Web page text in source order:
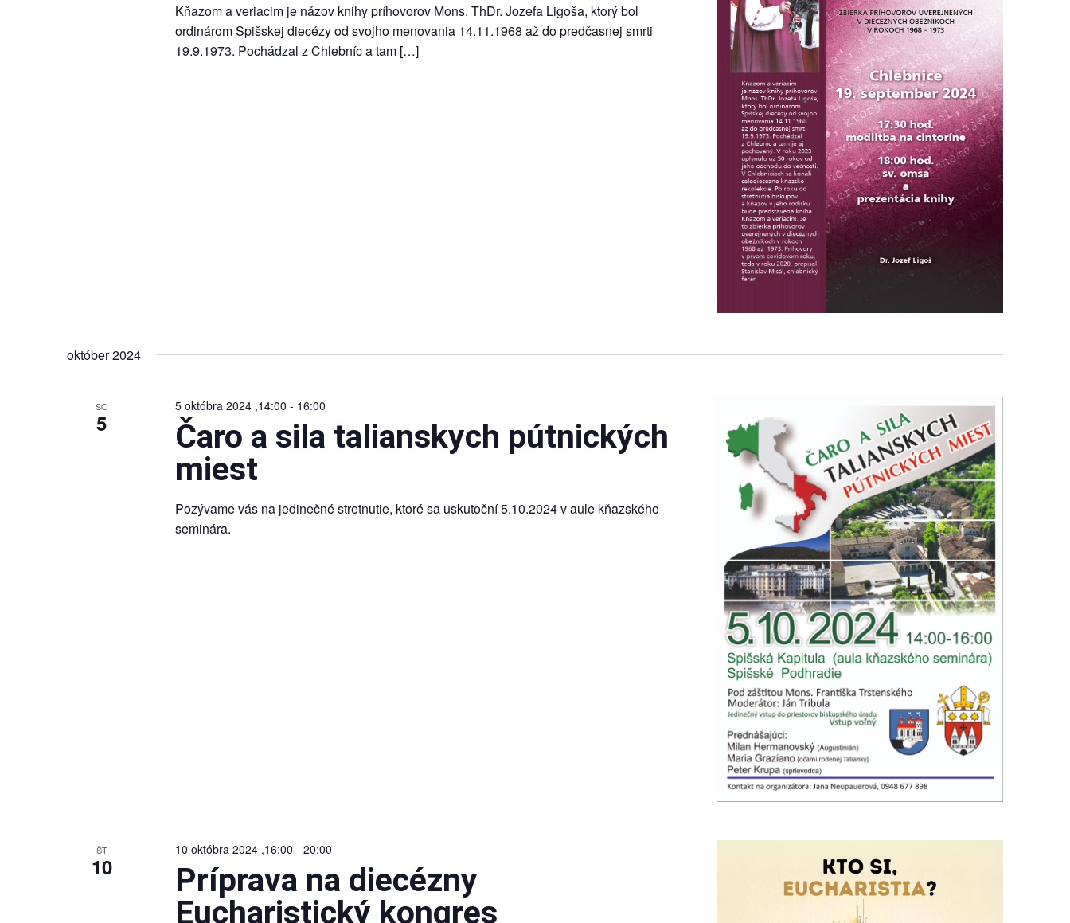
Kňazom a veriacim je názov knihy príhovorov Mons. ThDr. Jozefa Ligoša, ktorý bol
ordinárom Spišskej diecézy od svojho menovania 14.11.1968 až do predčasnej smrti
19.9.1973. Pochádzal z Chlebníc a tam […]
október 2024
SO
5
5 októbra 2024 ,14:00 - 16:00
Čaro a sila talianskych pútnických
miest
Pozývame vás na jedinečné stretnutie, ktoré sa uskutoční 5.10.2024 v aule kňazského
seminára.
ŠT
10
10 októbra 2024 ,16:00 - 20:00
Príprava na diecézny
Eucharistický kongres